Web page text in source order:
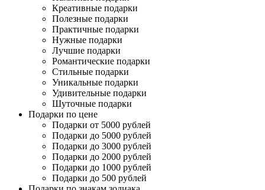
Креативные подарки
Полезные подарки
Практичные подарки
Нужные подарки
Лучшие подарки
Романтические подарки
Стильные подарки
Уникальные подарки
Удивительные подарки
Шуточные подарки
Подарки по цене
Подарки от 5000 рублей
Подарки до 5000 рублей
Подарки до 3000 рублей
Подарки до 2000 рублей
Подарки до 1000 рублей
Подарки до 500 рублей